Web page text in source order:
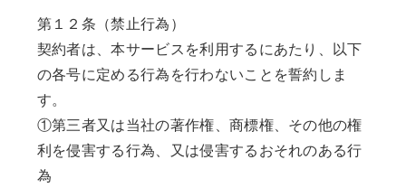
第１２条（禁止行為）
契約者は、本サービスを利用するにあたり、以下
の各号に定める行為を行わないことを誓約しま
す。
①第三者又は当社の著作権、商標権、その他の権
利を侵害する行為、又は侵害するおそれのある行
為